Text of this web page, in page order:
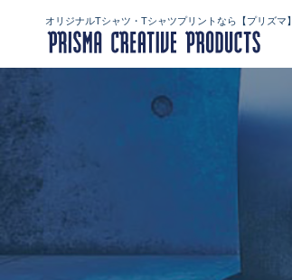
オリジナルTシャツ・Tシャツプリントなら【プリズマ】